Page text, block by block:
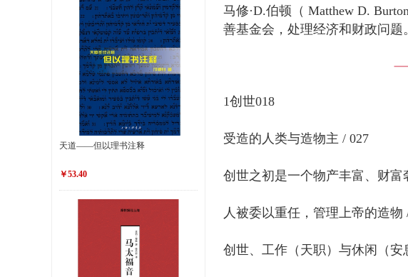
天道——但以理书注释
￥53.40
马修·D.伯顿（ Matthew D.
善基金会，处理经济和财政问题。
1创世018
受造的人类与造物主 / 027
创世之初是一个物产丰富、财富
人被委以重任，管理上帝的造物
创世、工作（天职）与休闲（安